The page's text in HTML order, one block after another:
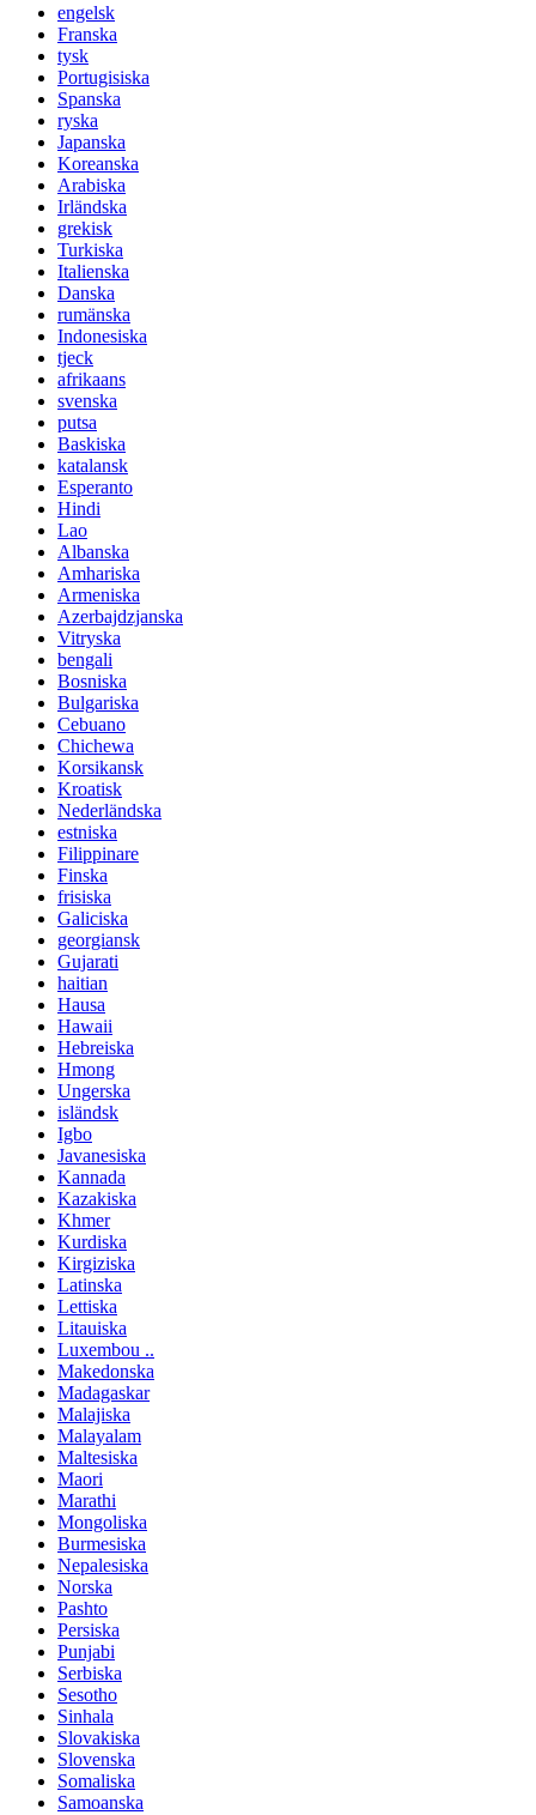
engelsk
Franska
tysk
Portugisiska
Spanska
ryska
Japanska
Koreanska
Arabiska
Irländska
grekisk
Turkiska
Italienska
Danska
rumänska
Indonesiska
tjeck
afrikaans
svenska
putsa
Baskiska
katalansk
Esperanto
Hindi
Lao
Albanska
Amhariska
Armeniska
Azerbajdzjanska
Vitryska
bengali
Bosniska
Bulgariska
Cebuano
Chichewa
Korsikansk
Kroatisk
Nederländska
estniska
Filippinare
Finska
frisiska
Galiciska
georgiansk
Gujarati
haitian
Hausa
Hawaii
Hebreiska
Hmong
Ungerska
isländsk
Igbo
Javanesiska
Kannada
Kazakiska
Khmer
Kurdiska
Kirgiziska
Latinska
Lettiska
Litauiska
Luxembou ..
Makedonska
Madagaskar
Malajiska
Malayalam
Maltesiska
Maori
Marathi
Mongoliska
Burmesiska
Nepalesiska
Norska
Pashto
Persiska
Punjabi
Serbiska
Sesotho
Sinhala
Slovakiska
Slovenska
Somaliska
Samoanska